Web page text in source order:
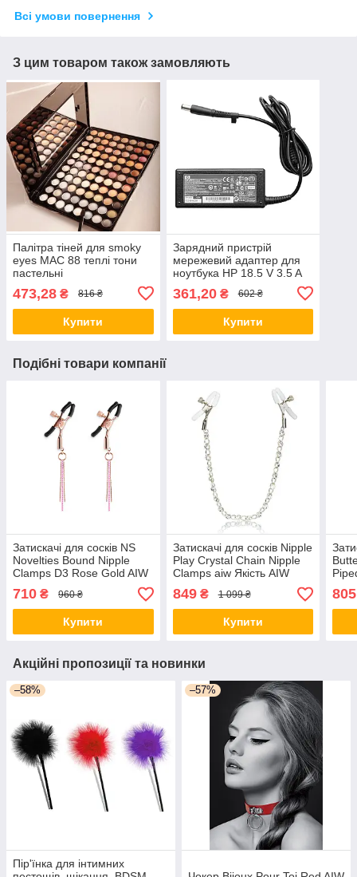
Всі умови повернення
З цим товаром також замовляють
Палітра тіней для smoky
eyes MAC 88 теплі тони
пастельні
473,28 ₴ 816 ₴
Купити
Зарядний пристрій
мережевий адаптер для
ноутбука HP 18.5 V 3.5 A
Compaq
361,20₴ 602 ₴
Купити
Подібні товари компанії
Затискачі для сосків NS
Novelties Bound Nipple
Clamps D3 Rose Gold AIW
Or2512
710 ₴ 960 ₴
Купити
Затискачі для сосків Nipple
Play Crystal Chain Nipple
Clamps aiw Якість AIW
Or911
849₴ 1 099 ₴
Купити
805
Акційні пропозиції та новинки
–58%
Пір'їнка для інтимних
–57%